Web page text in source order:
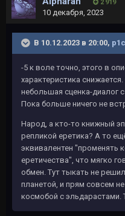
2 919
10 декабря, 2023
В 10.12.2023 в 20:00,
-5 к воле точно, этого в
характеристика
небольшая сценка-диалог
Пока больше ничего не
Народ, а кто-то книжный
репликой еретика? А то
эквивалентен "променять
еретичества", что мягко
обмен. Тут тыкать не
планетой, и прям совсем
космобой с эльдарастами.